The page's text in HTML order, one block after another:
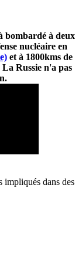
bombardé à deux
nucléaire en
et à 1800kms de
Russie n'a pas
dans des